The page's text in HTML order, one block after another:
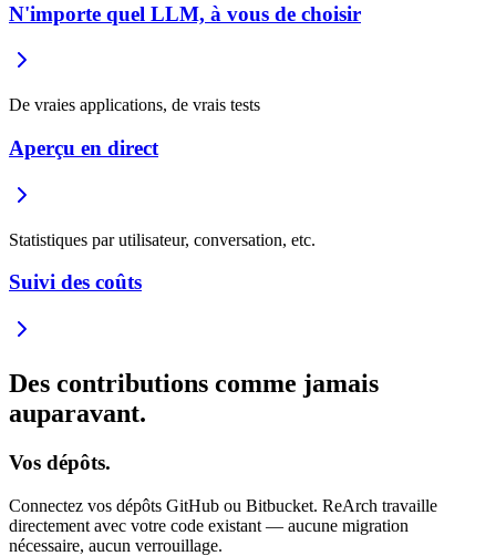
N'importe quel LLM, à vous de choisir
De vraies applications, de vrais tests
Aperçu en direct
Statistiques par utilisateur, conversation, etc.
Suivi des coûts
Des contributions comme jamais
auparavant.
Vos dépôts.
Connectez vos dépôts GitHub ou Bitbucket. ReArch travaille
directement avec votre code existant — aucune migration
nécessaire, aucun verrouillage.